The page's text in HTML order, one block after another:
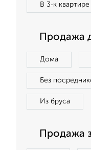
В 3‑к квартире
Продажа
Дома
Без
Из бруса
Продажа